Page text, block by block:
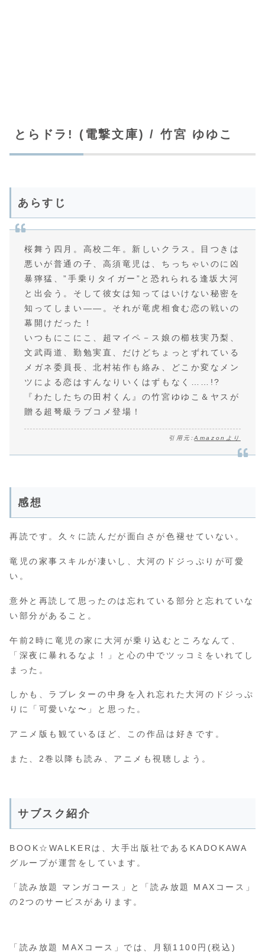
とらドラ! (電撃文庫) / 竹宮 ゆゆこ
あらすじ
桜舞う四月。高校二年。新しいクラス。目つきは
悪いが普通の子、高須竜児は、ちっちゃいのに凶
暴獰猛、”手乗りタイガー”と恐れられる逢坂大河
と出会う。そして彼女は知ってはいけない秘密を
知ってしまい――。それが竜虎相食む恋の戦いの
幕開けだった！
いつもにこにこ、超マイペ－ス娘の櫛枝実乃梨、
文武両道、勤勉実直、だけどちょっとずれている
メガネ委員長、北村祐作も絡み、どこか変なメン
ツによる恋はすんなりいくはずもなく……!?
『わたしたちの田村くん』の竹宮ゆゆこ＆ヤスが
贈る超弩級ラブコメ登場！
引用元:Amazonより
感想
再読です。久々に読んだが面白さが色褪せていない。
竜児の家事スキルが凄いし、大河のドジっぷりが可愛
い。
意外と再読して思ったのは忘れている部分と忘れていな
い部分があること。
午前2時に竜児の家に大河が乗り込むところなんて、
「深夜に暴れるなよ！」と心の中でツッコミをいれてし
まった。
しかも、ラブレターの中身を入れ忘れた大河のドジっぷ
りに「可愛いな〜」と思った。
アニメ版も観ているほど、この作品は好きです。
また、2巻以降も読み、アニメも視聴しよう。
サブスク紹介
BOOK☆WALKERは、大手出版社であるKADOKAWA
グループが運営をしています。
「読み放題 マンガコース」と「読み放題 MAXコース」
の2つのサービスがあります。
「読み放題 MAXコース」では、月額1100円(税込)